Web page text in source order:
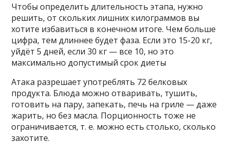
Чтобы определить длительность этапа, нужно
решить, от скольких лишних килограммов вы
хотите избавиться в конечном итоге. Чем больше
цифра, тем длиннее будет фаза. Если это 15-20 кг,
уйдёт 5 дней, если 30 кг — все 10, но это
максимально допустимый срок диеты
Атака разрешает употреблять 72 белковых
продукта. Блюда можно отваривать, тушить,
готовить на пару, запекать, печь на гриле — даже
жарить, но без масла. Порционность тоже не
ограничивается, т. е. можно есть столько, сколько
захотите.